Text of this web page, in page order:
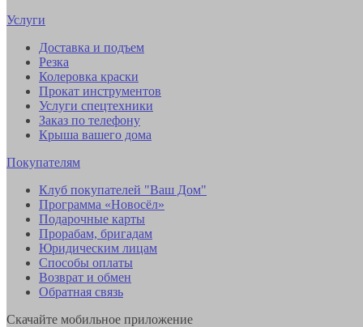
Услуги
Доставка и подъем
Резка
Колеровка краски
Прокат инструментов
Услуги спецтехники
Заказ по телефону
Крыша вашего дома
Покупателям
Клуб покупателей "Ваш Дом"
Программа «Новосёл»
Подарочные карты
Прорабам, бригадам
Юридическим лицам
Способы оплаты
Возврат и обмен
Обратная связь
Скачайте мобильное приложение